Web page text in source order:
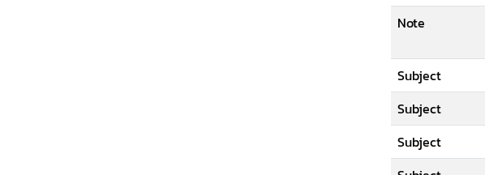
Note
Subject
Subject
Subject